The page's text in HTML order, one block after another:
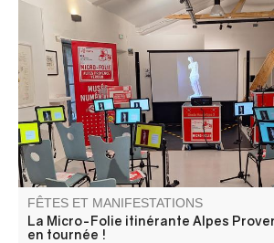
La Micro-Folie itinérante Alpes Provence
à Saint-Pierre ! La Micro-Folie c'est un
un espace de réalité virtuelle, un fablab
ludothèque. Une programmation riche
attend pour petits et grands.
FÊTES ET MANIFESTATIONS
La Micro-Folie itinérante Alpes
en tournée !